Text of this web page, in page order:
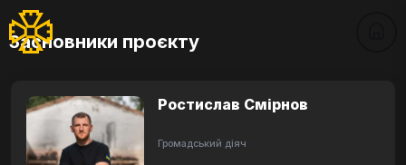
Засновники проєкту
Ростислав Смірнов
Громадський діяч